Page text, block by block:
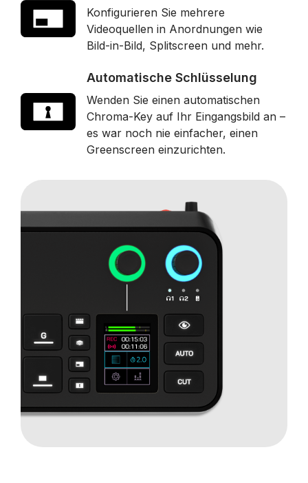
Konfigurieren Sie mehrere
Videoquellen in Anordnungen wie
Bild-in-Bild, Splitscreen und mehr.
Automatische Schlüsselung
Wenden Sie einen automatischen
Chroma-Key auf Ihr Eingangsbild an –
es war noch nie einfacher, einen
Greenscreen einzurichten.